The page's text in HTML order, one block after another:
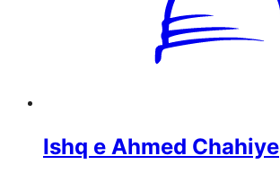
Ishq e Ahmed Chahiye